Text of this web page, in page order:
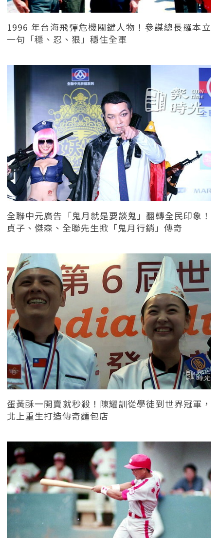
1996 年台海飛彈危機關鍵人物！參謀總長羅本立
一句「穩、忍、狠」穩住全軍
全聯中元廣告「鬼月就是要談鬼」翻轉全民印象！
貞子、傑森、全聯先生掀「鬼月行銷」傳奇
蛋黃酥一開賣就秒殺！陳耀訓從學徒到世界冠軍，
北上重生打造傳奇麵包店